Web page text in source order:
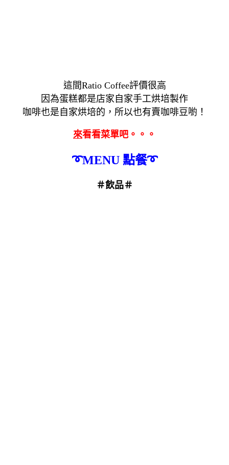
這間Ratio Coffee評價很高
因為蛋糕都是店家自家手工烘培製作
咖啡也是自家烘培的，所以也有賣咖啡豆喲！
來看看菜單吧。。。
➰MENU 點餐➰
＃飲品＃